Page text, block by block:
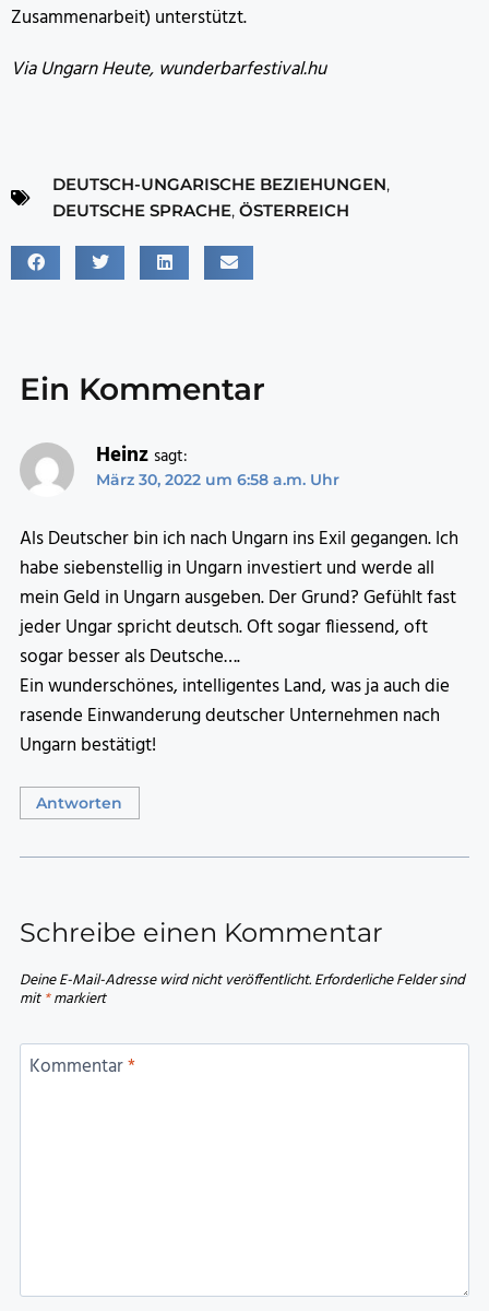
Zusammenarbeit) unterstützt.
Via Ungarn Heute, wunderbarfestival.hu
DEUTSCH-UNGARISCHE BEZIEHUNGEN,
DEUTSCHE SPRACHE, ÖSTERREICH
Ein Kommentar
Heinz sagt:
März 30, 2022 um 6:58 a.m. Uhr
Als Deutscher bin ich nach Ungarn ins Exil gegangen. Ich
habe siebenstellig in Ungarn investiert und werde all
mein Geld in Ungarn ausgeben. Der Grund? Gefühlt fast
jeder Ungar spricht deutsch. Oft sogar fliessend, oft
sogar besser als Deutsche….
Ein wunderschönes, intelligentes Land, was ja auch die
rasende Einwanderung deutscher Unternehmen nach
Ungarn bestätigt!
Antworten
Schreibe einen Kommentar
Deine E-Mail-Adresse wird nicht veröffentlicht.Erforderliche Felder sind
mit*markiert
Kommentar*